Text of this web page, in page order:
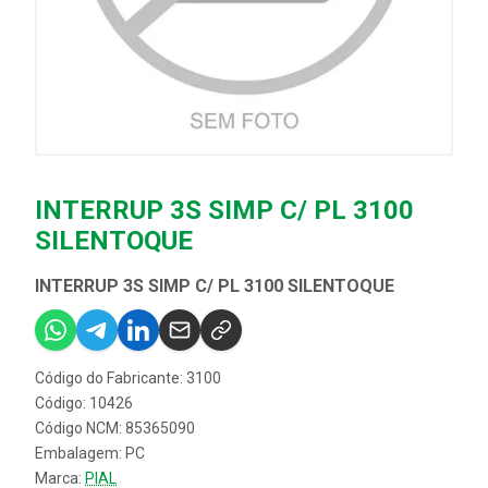
INTERRUP 3S SIMP C/ PL 3100
SILENTOQUE
INTERRUP 3S SIMP C/ PL 3100 SILENTOQUE
Código do Fabricante: 3100
Código: 10426
Código NCM: 85365090
Embalagem: PC
Marca: PIAL